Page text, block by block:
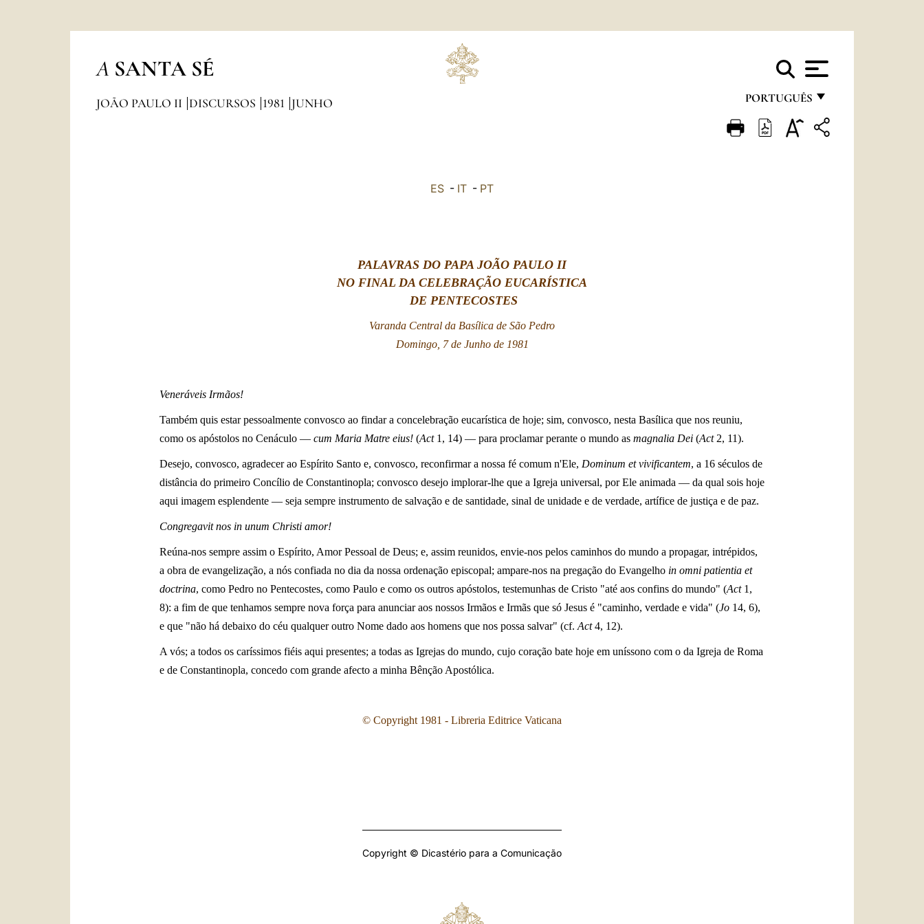
A SANTA SÉ
PORTUGUÊS
FRANÇAIS
JOÃO PAULO II DISCURSOS 1981 JUNHO
ES - IT - PT
PALAVRAS DO PAPA JOÃO PAULO II
NO FINAL DA CELEBRAÇÃO EUCARÍSTICA
DE PENTECOSTES
Varanda Central da Basílica de São Pedro
Domingo, 7 de Junho de 1981
Veneráveis Irmãos!
Também quis estar pessoalmente convosco ao findar a concelebração eucarística de hoje; sim, convosco, nesta Basílica que nos reuniu,
como os apóstolos no Cenáculo — cum Maria Matre eius! (Act1, 14) — para proclamar perante o mundo as magnalia Dei (Act2, 11).
Desejo, convosco, agradecer ao Espírito Santo e, convosco, reconfirmar a nossa fé comum n'Ele, Dominum et vivificantem, a 16 séculos de
distância do primeiro Concílio de Constantinopla; convosco desejo implorar-lhe que a Igreja universal, por Ele animada — da qual sois hoje
aqui imagem esplendente — seja sempre instrumento de salvação e de santidade, sinal de unidade e de verdade, artífice de justiça e de paz.
Congregavit nos in unum Christi amor!
Reúna-nos sempre assim o Espírito, Amor Pessoal de Deus; e, assim reunidos, envie-nos pelos caminhos do mundo a propagar, intrépidos,
a obra de evangelização, a nós confiada no dia da nossa ordenação episcopal; ampare-nos na pregação do Evangelho in omni patientia et
doctrina, como Pedro no Pentecostes, como Paulo e como os outros apóstolos, testemunhas de Cristo "até aos confins do mundo" (Act1,
8): a fim de que tenhamos sempre nova força para anunciar aos nossos Irmãos e Irmãs que só Jesus é "caminho, verdade e vida" (Jo 14, 6),
e que "não há debaixo do céu qualquer outro Nome dado aos homens que nos possa salvar" (cf. Act4, 12).
A vós; a todos os caríssimos fiéis aqui presentes; a todas as Igrejas do mundo, cujo coração bate hoje em uníssono com o da Igreja de Roma
e de Constantinopla, concedo com grande afecto a minha Bênção Apostólica.
© Copyright 1981 - Libreria Editrice Vaticana
Copyright © Dicastério para a Comunicação